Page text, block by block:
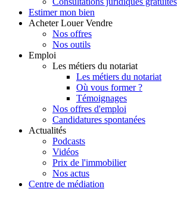
Estimer mon bien
Acheter Louer Vendre
Nos offres
Nos outils
Emploi
Les métiers du notariat
Les métiers du notariat
Où vous former ?
Témoignages
Nos offres d'emploi
Candidatures spontanées
Actualités
Podcasts
Vidéos
Prix de l'immobilier
Nos actus
Centre de médiation